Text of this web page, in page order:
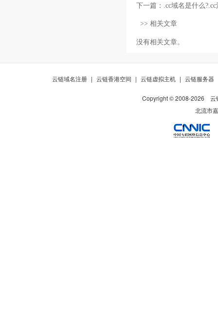
下一篇： .cc域名是什么
>> 相关文章
没有相关文章。
云链域名注册 | 云链香港空间 | 云链虚拟主机 | 云链服务器
Copyright © 2008-2026
云
北流市